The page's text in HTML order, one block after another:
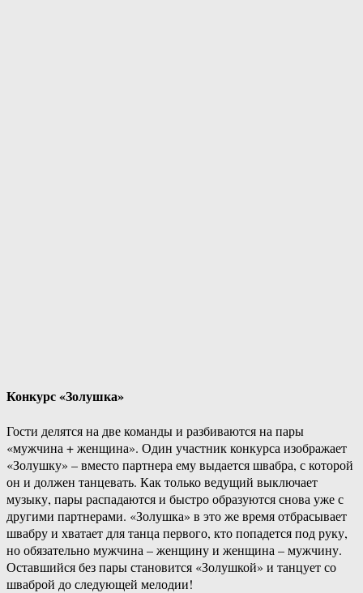
Конкурс «Золушка»
Гости делятся на две команды и разбиваются на пары
«мужчина + женщина». Один участник конкурса изображает
«Золушку» – вместо партнера ему выдается швабра, с которой
он и должен танцевать. Как только ведущий выключает
музыку, пары распадаются и быстро образуются снова уже с
другими партнерами. «Золушка» в это же время отбрасывает
швабру и хватает для танца первого, кто попадется под руку,
но обязательно мужчина – женщину и женщина – мужчину.
Оставшийся без пары становится «Золушкой» и танцует со
шваброй до следующей мелодии!